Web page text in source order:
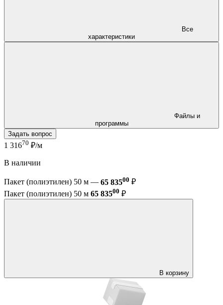
характеристики
программы
Задать вопрос
1 31670 ₽/м
В наличии
Пакет (полиэтилен) 50 м — 65 83500 ₽
Пакет (полиэтилен) 50 м 65 83500 ₽
В корзину